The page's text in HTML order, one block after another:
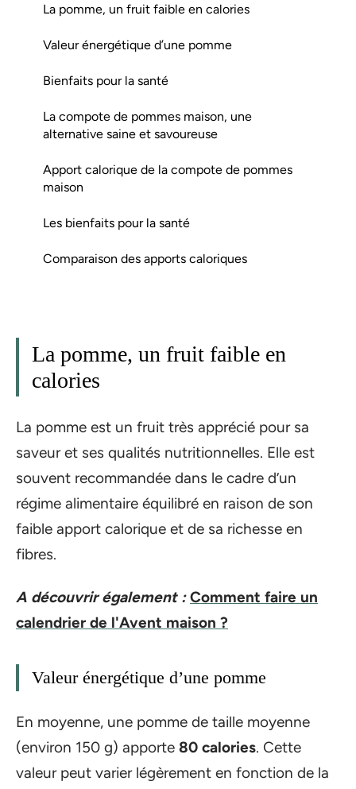
La pomme, un fruit faible en calories
Valeur énergétique d’une pomme
Bienfaits pour la santé
La compote de pommes maison, une
alternative saine et savoureuse
Apport calorique de la compote de pommes
maison
Les bienfaits pour la santé
Comparaison des apports caloriques
La pomme, un fruit faible en
calories
La pomme est un fruit très apprécié pour sa
saveur et ses qualités nutritionnelles. Elle est
souvent recommandée dans le cadre d’un
régime alimentaire équilibré en raison de son
faible apport calorique et de sa richesse en
fibres.
A découvrir également : Comment faire un
calendrier de l'Avent maison ?
Valeur énergétique d’une pomme
En moyenne, une pomme de taille moyenne
(environ 150 g) apporte 80 calories. Cette
valeur peut varier légèrement en fonction de la